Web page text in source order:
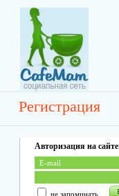
Регистрация
Авторизация на сайте
не запоминать